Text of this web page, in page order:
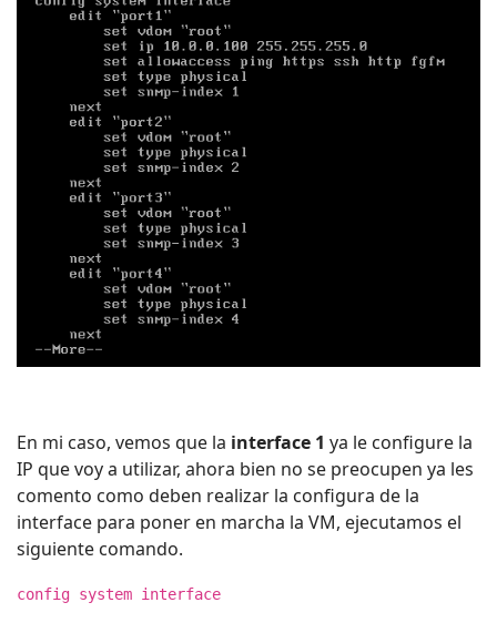
En mi caso, vemos que la interface 1 ya le configure la
IP que voy a utilizar, ahora bien no se preocupen ya les
comento como deben realizar la configura de la
interface para poner en marcha la VM, ejecutamos el
siguiente comando.
config system interface